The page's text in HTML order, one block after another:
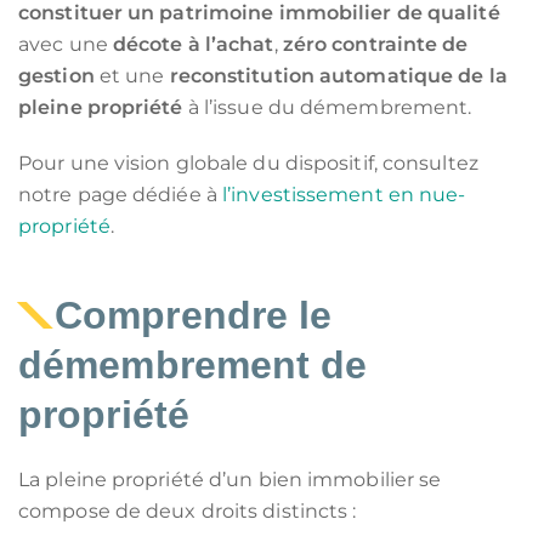
constituer un patrimoine immobilier de qualité
avec une décote à l’achat, zéro contrainte de
gestion et une reconstitution automatique de la
pleine propriété à l’issue du démembrement.
Pour une vision globale du dispositif, consultez
notre page dédiée à l’investissement en nue-
propriété.
Comprendre le
démembrement de
propriété
La pleine propriété d’un bien immobilier se
compose de deux droits distincts :